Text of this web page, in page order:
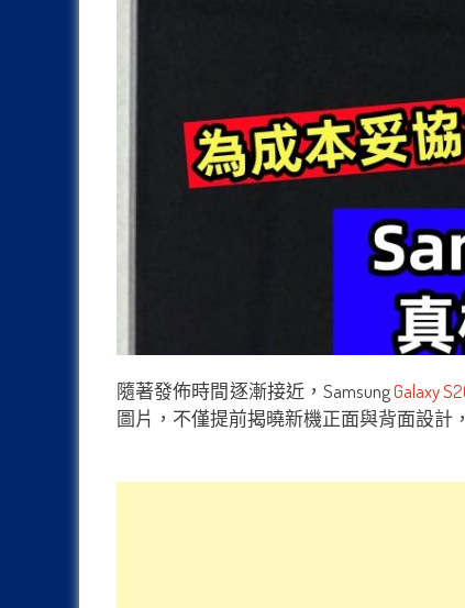
隨著發佈時間逐漸接近，SamsungGalaxy
圖片，不僅提前揭曉新機正面與背面設計